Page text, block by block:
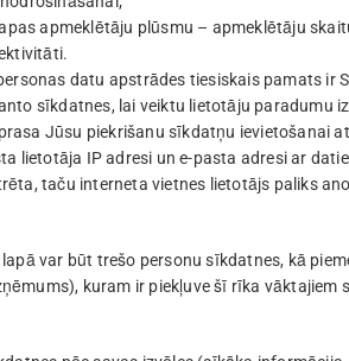
apmeklētāju plūsmu – apmeklētāju
datu apstrādes tiesiskais pamats ir
sīkdatnes, lai veiktu lietotāju paradumu
Jūsu piekrišanu sīkdatņu ievietošanai
lietotāja IP adresi un e-pasta adresi ar
taču interneta vietnes lietotājs paliks
lapā var būt trešo personu sīkdatnes, kā
kuram ir piekļuve šī rīka vāktajiem